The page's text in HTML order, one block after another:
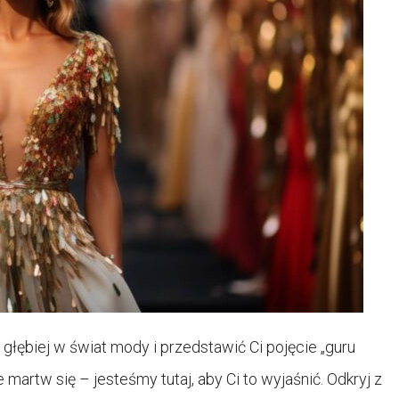
w świat mody i przedstawić Ci pojęcie „guru
się – jesteśmy tutaj, aby Ci to wyjaśnić. Odkryj z